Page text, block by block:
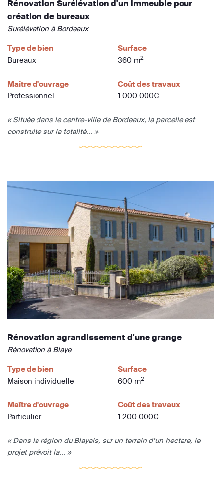
Rénovation Surélévation d'un immeuble pour
création de bureaux
Surélévation à Bordeaux
Type de bien
Bureaux
Surface
360 m2
Maître d'ouvrage
Professionnel
Coût des travaux
1 000 000€
« Située dans le centre-ville de Bordeaux, la parcelle est
construite sur la totalité... »
Rénovation agrandissement d'une grange
Rénovation à Blaye
Type de bien
Maison individuelle
Surface
600 m2
Maître d'ouvrage
Particulier
Coût des travaux
1 200 000€
« Dans la région du Blayais, sur un terrain d’un hectare, le
projet prévoit la... »